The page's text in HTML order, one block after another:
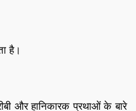
है।
और हानिकारक प्रथाओं के बारे